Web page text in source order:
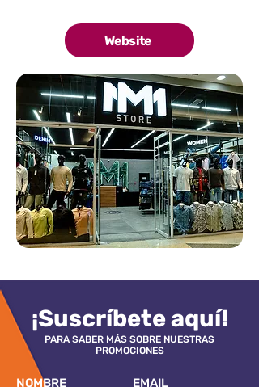
Website
¡Suscríbete aquí!
PARA SABER MÁS SOBRE NUESTRAS
PROMOCIONES